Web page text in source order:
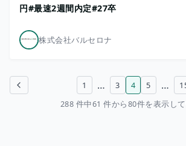
円#最速2週間内定#27卒
株式会社バルセロナ
前のページ 1 … 3 4 5 …
288 件中61 件から80件を表示し